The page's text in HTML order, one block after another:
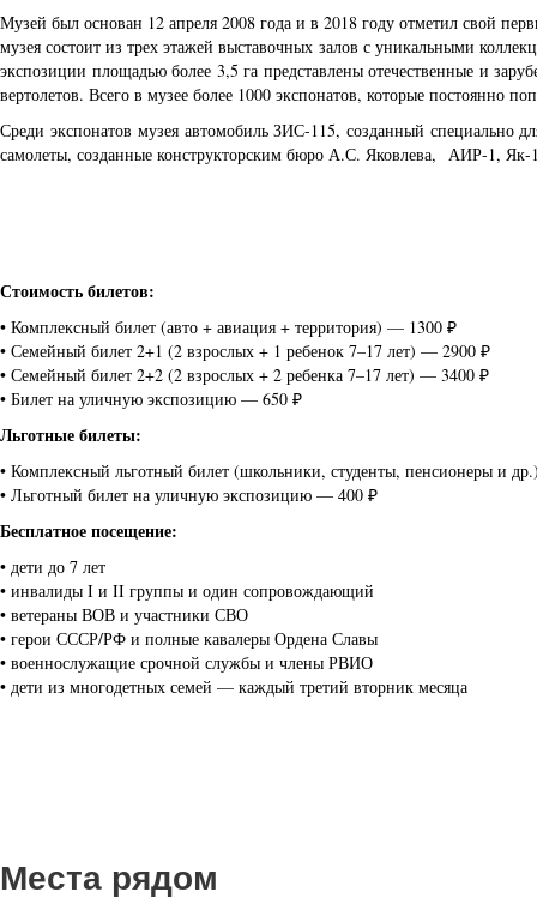
Музей был основан 12 апреля 2008 года и в 2018 году отметил свой
музея состоит из трех этажей выставочных залов с уникальными
экспозиции площадью более 3,5 га представлены отечественные и
вертолетов. Всего в музее более 1000 экспонатов, которые постоянно
Среди экспонатов музея автомобиль ЗИС-115, созданный специально
самолеты, созданные конструкторским бюро А.С. Яковлева, АИР-1, Як-
Стоимость билетов:
• Комплексный билет (авто + авиация + территория) — 1300 ₽
• Семейный билет 2+1 (2 взрослых + 1 ребенок 7–17 лет) — 2900 ₽
• Семейный билет 2+2 (2 взрослых + 2 ребенка 7–17 лет) — 3400 ₽
• Билет на уличную экспозицию — 650 ₽
Льготные билеты:
• Комплексный льготный билет (школьники, студенты, пенсионеры и
• Льготный билет на уличную экспозицию — 400 ₽
Бесплатное посещение:
• дети до 7 лет
• инвалиды I и II группы и один сопровождающий
• ветераны ВОВ и участники СВО
• герои СССР/РФ и полные кавалеры Ордена Славы
• военнослужащие срочной службы и члены РВИО
• дети из многодетных семей — каждый третий вторник месяца
Места рядом